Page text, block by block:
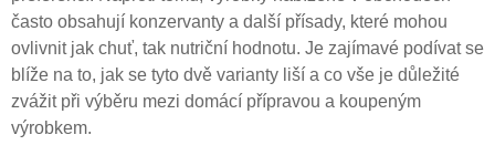
často obsahují konzervanty a další přísady, které mohou
ovlivnit jak chuť, tak nutriční hodnotu. Je zajímavé podívat se
blíže na to, jak se tyto dvě varianty liší a co vše je důležité
zvážit při výběru mezi domácí přípravou a koupeným
výrobkem.